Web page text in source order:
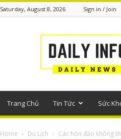
Saturday, August 8, 2026 Sign in / Join
thông
Trang Chủ Tin Tức Sức
Home Du Lịch Các hòn đảo không